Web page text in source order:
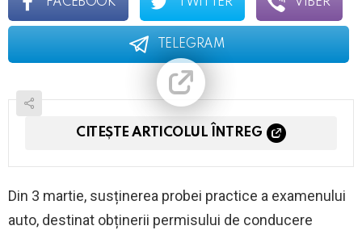
TELEGRAM
CITEȘTE ARTICOLUL ÎNTREG
Din 3 martie, susținerea probei practice a examenului
auto, destinat obținerii permisului de conducere